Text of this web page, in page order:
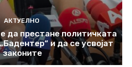
АКТУЕЛНО
да престане политичката
и да се усвојат
законите